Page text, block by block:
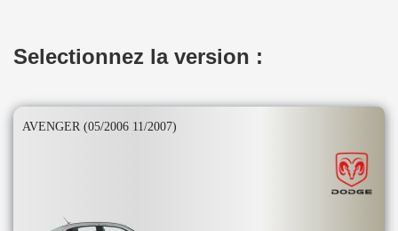
Selectionnez la version :
AVENGER (05/2006 11/2007)